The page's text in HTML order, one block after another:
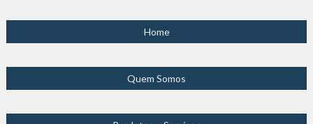
Home
Quem Somos